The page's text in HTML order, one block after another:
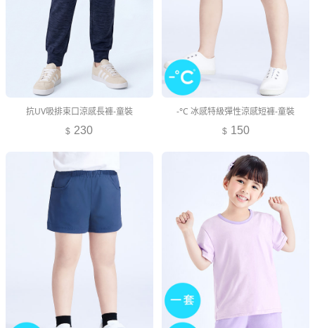
抗UV吸排束口涼感長褲-童裝
230
-°C 冰感特級彈性涼感短褲-童裝
150